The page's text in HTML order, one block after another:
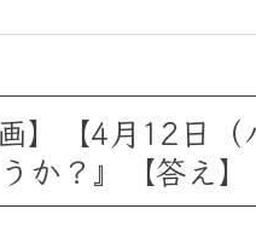
】【4月12日
か？』【答え】